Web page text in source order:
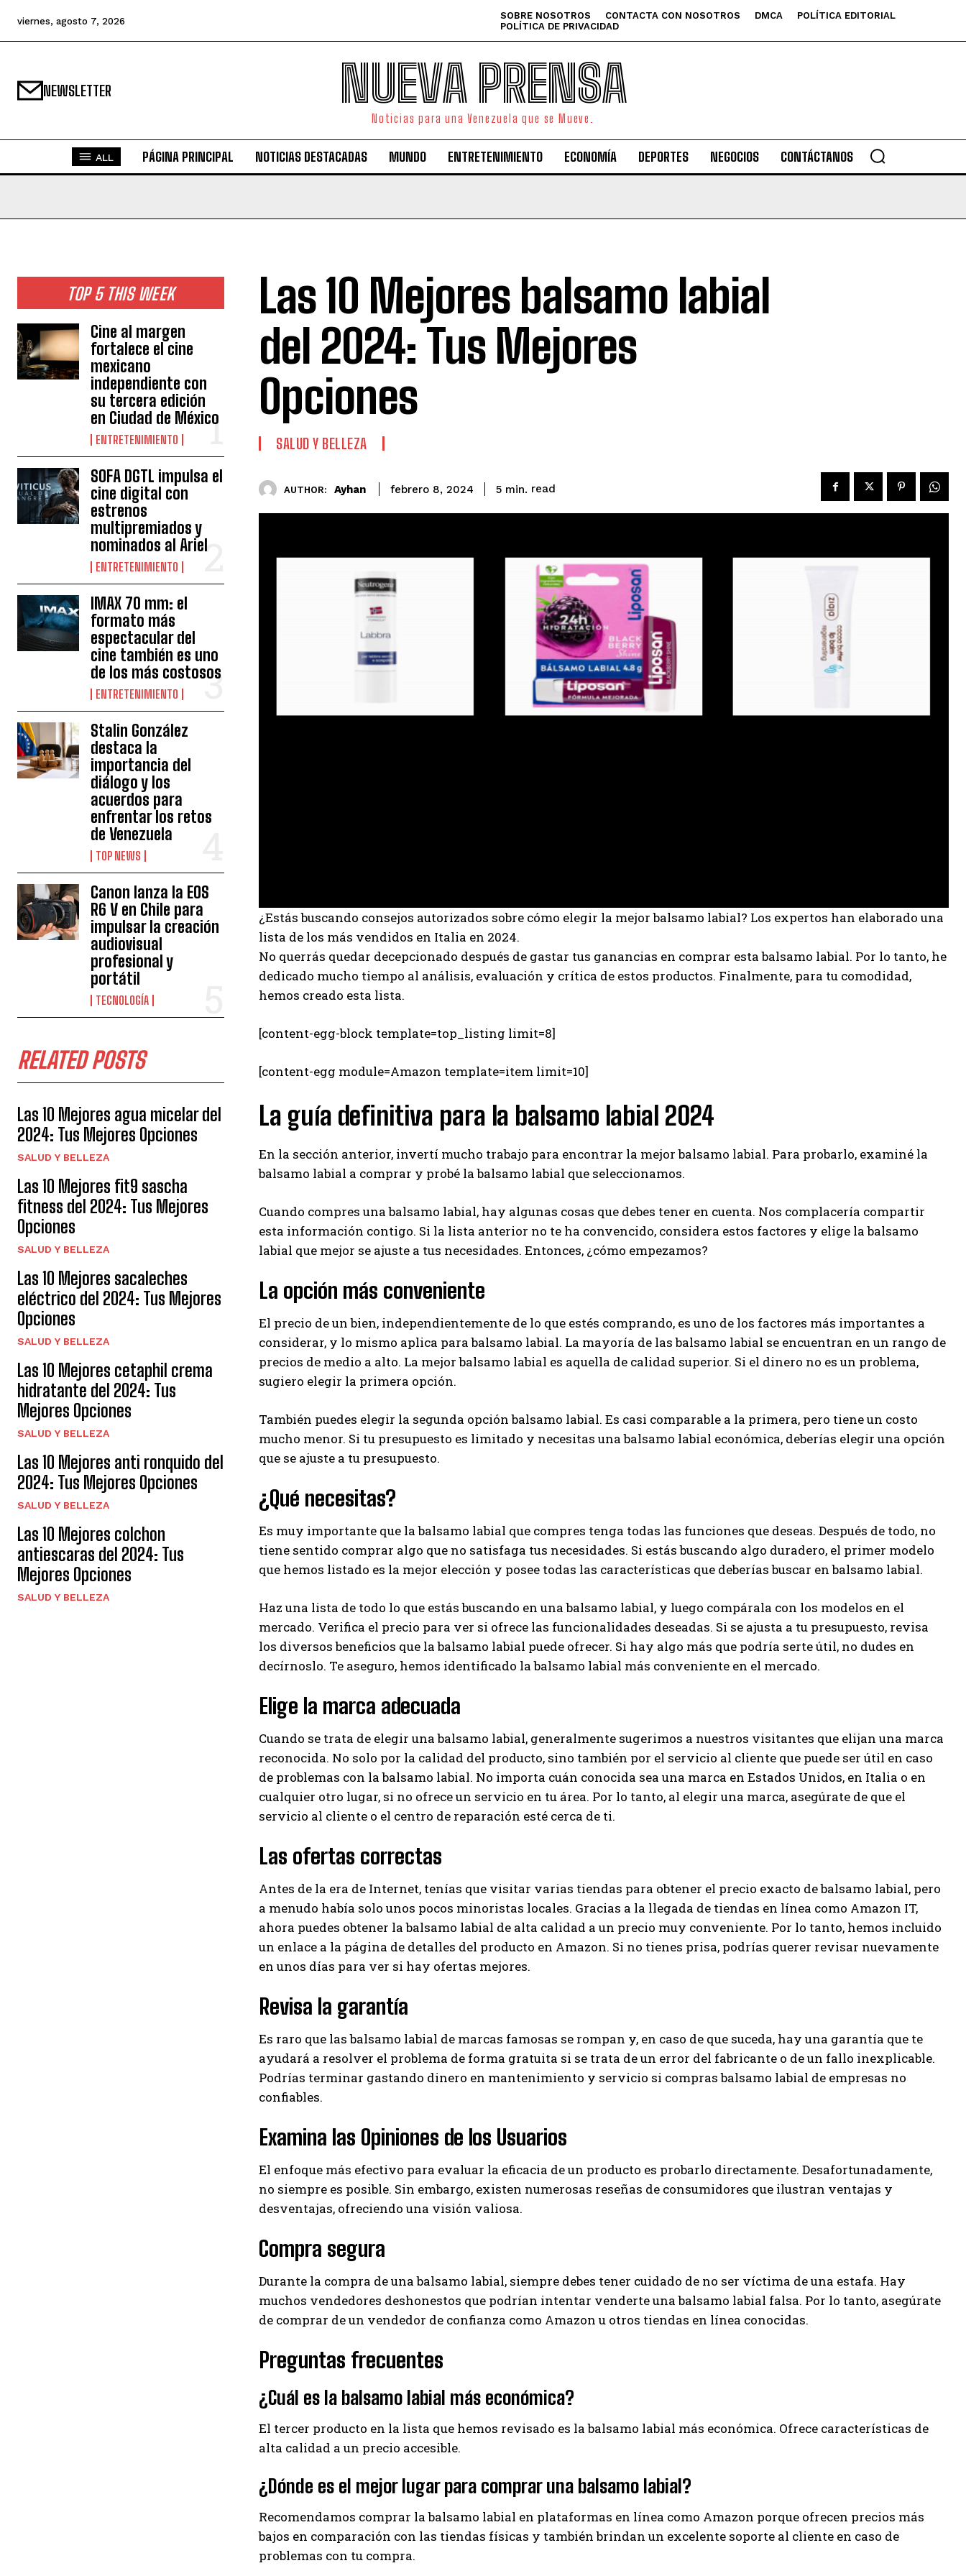
Ayhan
viernes, agosto 7, 2026 SOBRE NOSOTROS CONTACTA CON NOSOTROS DMCA
POLÍTICA EDITORIAL
POLÍTICA DE PRIVACIDAD
NEWSLETTER NUEVA PRENSA
Noticias para una Venezuela que se Mueve.
ALL PÁGINA PRINCIPAL NOTICIAS DESTACADAS MUNDO ENTRETENIMIENTO ECONOMÍA DEPORTES NEGOCIOS CONTÁCTANOS
TOP 5 THIS WEEK
Cine al margen
fortalece el cine
mexicano
independiente con
su tercera edición
en Ciudad de México
ENTRETENIMIENTO
SOFA DGTL impulsa el
cine digital con
estrenos
multipremiados y
nominados al Ariel
ENTRETENIMIENTO
IMAX 70 mm: el
formato más
espectacular del
cine también es uno
de los más costosos
ENTRETENIMIENTO
Stalin González
destaca la
importancia del
diálogo y los
acuerdos para
enfrentar los retos
de Venezuela
TOP NEWS
Canon lanza la EOS
R6 V en Chile para
impulsar la creación
audiovisual
profesional y
portátil
TECNOLOGÍA
RELATED POSTS
Las 10 Mejores agua micelar del
2024: Tus Mejores Opciones
SALUD Y BELLEZA
Las 10 Mejores fit9 sascha
fitness del 2024: Tus Mejores
Opciones
SALUD Y BELLEZA
Las 10 Mejores sacaleches
eléctrico del 2024: Tus Mejores
Opciones
SALUD Y BELLEZA
Las 10 Mejores cetaphil crema
hidratante del 2024: Tus
Mejores Opciones
SALUD Y BELLEZA
Las 10 Mejores anti ronquido del
2024: Tus Mejores Opciones
SALUD Y BELLEZA
Las 10 Mejores colchon
antiescaras del 2024: Tus
Mejores Opciones
SALUD Y BELLEZA
Las 10 Mejores balsamo labial
del 2024: Tus Mejores
Opciones
SALUD Y BELLEZA
AUTHOR: Ayhan febrero 8, 2024 5 min. read
¿Estás buscando consejos autorizados sobre cómo elegir la mejor balsamo labial? Los expertos han elaborado una
lista de los más vendidos en Italia en 2024.
No querrás quedar decepcionado después de gastar tus ganancias en comprar esta balsamo labial. Por lo tanto, he
dedicado mucho tiempo al análisis, evaluación y crítica de estos productos. Finalmente, para tu comodidad,
hemos creado esta lista.
[content-egg-block template=top_listing limit=8]
[content-egg module=Amazon template=item limit=10]
La guía definitiva para la balsamo labial 2024
En la sección anterior, invertí mucho trabajo para encontrar la mejor balsamo labial. Para probarlo, examiné la
balsamo labial a comprar y probé la balsamo labial que seleccionamos.
Cuando compres una balsamo labial, hay algunas cosas que debes tener en cuenta. Nos complacería compartir
esta información contigo. Si la lista anterior no te ha convencido, considera estos factores y elige la balsamo
labial que mejor se ajuste a tus necesidades. Entonces, ¿cómo empezamos?
La opción más conveniente
El precio de un bien, independientemente de lo que estés comprando, es uno de los factores más importantes a
considerar, y lo mismo aplica para balsamo labial. La mayoría de las balsamo labial se encuentran en un rango de
precios de medio a alto. La mejor balsamo labial es aquella de calidad superior. Si el dinero no es un problema,
sugiero elegir la primera opción.
También puedes elegir la segunda opción balsamo labial. Es casi comparable a la primera, pero tiene un costo
mucho menor. Si tu presupuesto es limitado y necesitas una balsamo labial económica, deberías elegir una opción
que se ajuste a tu presupuesto.
¿Qué necesitas?
Es muy importante que la balsamo labial que compres tenga todas las funciones que deseas. Después de todo, no
tiene sentido comprar algo que no satisfaga tus necesidades. Si estás buscando algo duradero, el primer modelo
que hemos listado es la mejor elección y posee todas las características que deberías buscar en balsamo labial.
Haz una lista de todo lo que estás buscando en una balsamo labial, y luego compárala con los modelos en el
mercado. Verifica el precio para ver si ofrece las funcionalidades deseadas. Si se ajusta a tu presupuesto, revisa
los diversos beneficios que la balsamo labial puede ofrecer. Si hay algo más que podría serte útil, no dudes en
decírnoslo. Te aseguro, hemos identificado la balsamo labial más conveniente en el mercado.
Elige la marca adecuada
Cuando se trata de elegir una balsamo labial, generalmente sugerimos a nuestros visitantes que elijan una marca
reconocida. No solo por la calidad del producto, sino también por el servicio al cliente que puede ser útil en caso
de problemas con la balsamo labial. No importa cuán conocida sea una marca en Estados Unidos, en Italia o en
cualquier otro lugar, si no ofrece un servicio en tu área. Por lo tanto, al elegir una marca, asegúrate de que el
servicio al cliente o el centro de reparación esté cerca de ti.
Las ofertas correctas
Antes de la era de Internet, tenías que visitar varias tiendas para obtener el precio exacto de balsamo labial, pero
a menudo había solo unos pocos minoristas locales. Gracias a la llegada de tiendas en línea como Amazon IT,
ahora puedes obtener la balsamo labial de alta calidad a un precio muy conveniente. Por lo tanto, hemos incluido
un enlace a la página de detalles del producto en Amazon. Si no tienes prisa, podrías querer revisar nuevamente
en unos días para ver si hay ofertas mejores.
Revisa la garantía
Es raro que las balsamo labial de marcas famosas se rompan y, en caso de que suceda, hay una garantía que te
ayudará a resolver el problema de forma gratuita si se trata de un error del fabricante o de un fallo inexplicable.
Podrías terminar gastando dinero en mantenimiento y servicio si compras balsamo labial de empresas no
confiables.
Examina las Opiniones de los Usuarios
El enfoque más efectivo para evaluar la eficacia de un producto es probarlo directamente. Desafortunadamente,
no siempre es posible. Sin embargo, existen numerosas reseñas de consumidores que ilustran ventajas y
desventajas, ofreciendo una visión valiosa.
Compra segura
Durante la compra de una balsamo labial, siempre debes tener cuidado de no ser víctima de una estafa. Hay
muchos vendedores deshonestos que podrían intentar venderte una balsamo labial falsa. Por lo tanto, asegúrate
de comprar de un vendedor de confianza como Amazon u otros tiendas en línea conocidas.
Preguntas frecuentes
¿Cuál es la balsamo labial más económica?
El tercer producto en la lista que hemos revisado es la balsamo labial más económica. Ofrece características de
alta calidad a un precio accesible.
¿Dónde es el mejor lugar para comprar una balsamo labial?
Recomendamos comprar la balsamo labial en plataformas en línea como Amazon porque ofrecen precios más
bajos en comparación con las tiendas físicas y también brindan un excelente soporte al cliente en caso de
problemas con tu compra.